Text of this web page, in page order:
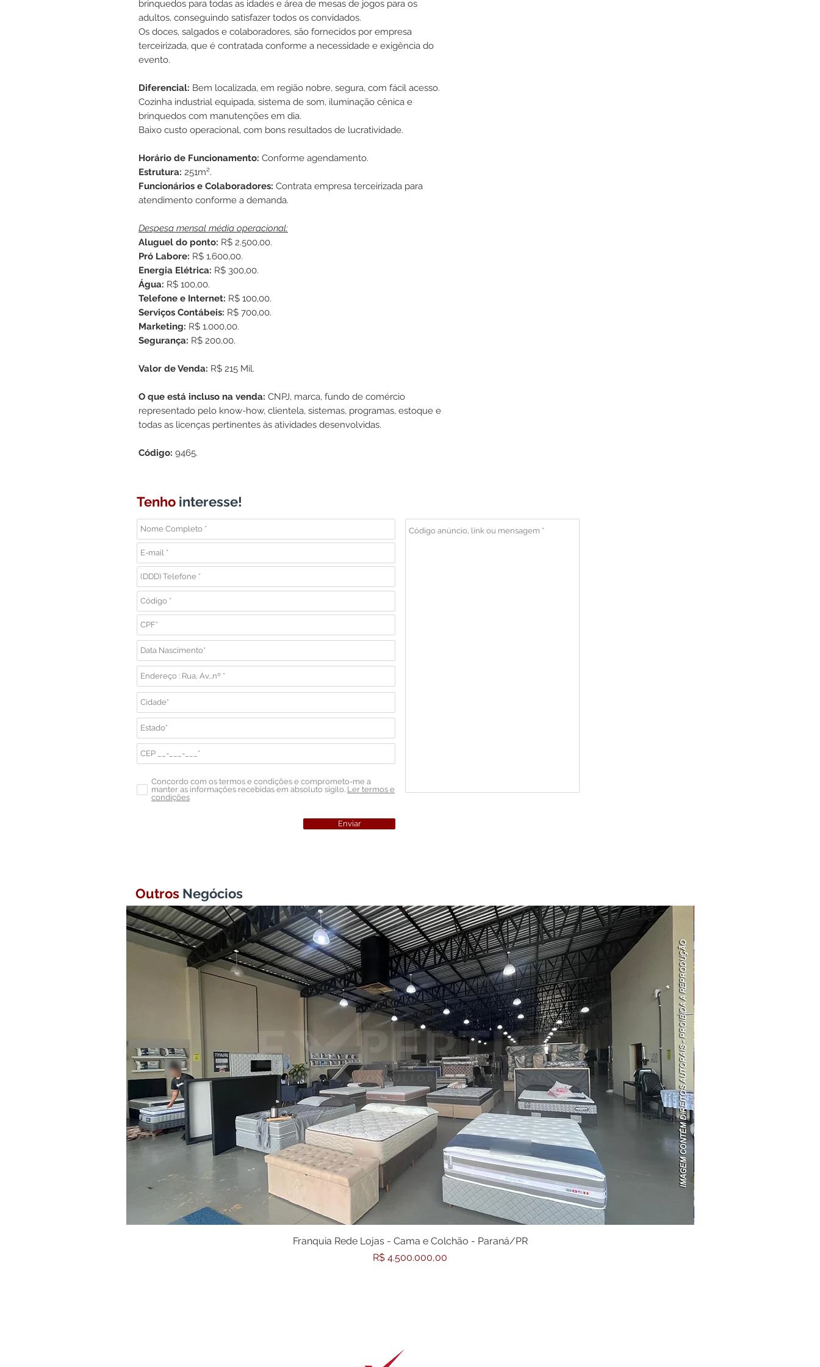
brinquedos para todas as idades e área de mesas de jogos para os
adultos, conseguindo satisfazer todos os convidados.
Os doces, salgados e colaboradores, são fornecidos por empresa
terceirizada, que é contratada conforme a necessidade e exigência do
evento.
Diferencial: Bem localizada, em região nobre, segura, com fácil acesso.
Cozinha industrial equipada, sistema de som, iluminação cênica e
brinquedos com manutenções em dia.
Baixo custo operacional, com bons resultados de lucratividade.
Horário de Funcionamento: Conforme agendamento.
Estrutura: 251m².
Funcionários e Colaboradores: Contrata empresa terceirizada para
atendimento conforme a demanda.
Despesa mensal média operacional:
Aluguel do ponto: R$ 2.500,00.
Pró Labore: R$ 1.600,00.
Energia Elétrica: R$ 300,00.
Água: R$ 100,00.
Telefone e Internet: R$ 100,00.
Serviços Contábeis: R$ 700,00.
Marketing: R$ 1.000,00.
Segurança: R$ 200,00.
Valor de Venda: R$ 215 Mil.
O que está incluso na venda: CNPJ, marca, fundo de comércio
representado pelo know-how, clientela, sistemas, programas, estoque e
todas as licenças pertinentes às atividades desenvolvidas.
Código: 9465.
Tenho interesse!
Concordo com os termos e condições e comprometo-me a
manter as informações recebidas em absoluto sigilo. Ler termos e
condições
Enviar
Outros Negócios
Franquia Rede Lojas - Cama e Colchão - Paraná/PR
Preço
R$ 4.500.000,00